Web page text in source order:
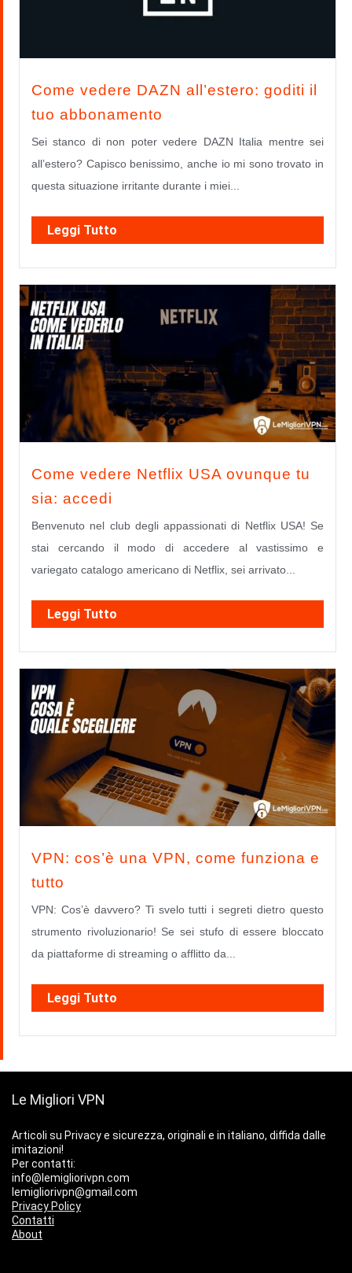
Come vedere DAZN all’estero: goditi il
tuo abbonamento
Sei stanco di non poter vedere DAZN Italia mentre sei
all’estero? Capisco benissimo, anche io mi sono trovato in
questa situazione irritante durante i miei...
Leggi Tutto
Come vedere Netflix USA ovunque tu
sia: accedi
Benvenuto nel club degli appassionati di Netflix USA! Se
stai cercando il modo di accedere al vastissimo e
variegato catalogo americano di Netflix, sei arrivato...
Leggi Tutto
VPN: cos’è una VPN, come funziona e
tutto
VPN: Cos’è davvero? Ti svelo tutti i segreti dietro questo
strumento rivoluzionario! Se sei stufo di essere bloccato
da piattaforme di streaming o afflitto da...
Leggi Tutto
Le Migliori VPN
Articoli su Privacy e sicurezza, originali e in italiano, diffida dalle
imitazioni!
Per contatti:
info@lemigliorivpn.com
lemigliorivpn@gmail.com
Privacy Policy
Contatti
About